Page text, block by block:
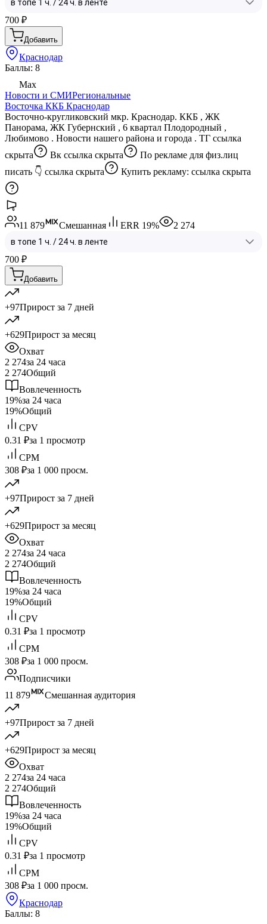
700 ₽
Добавить
Краснодар
Баллы: 8
Max
Новости и СМИРегиональные
Восточка ККБ Краснодар
Восточно-кругликовский мкр. Краснодар. ККБ , ЖК
Панорама, ЖК Губернский , 6 квартал Плодородный ,
Любимово . Новости нашего района и города . ТГ ссылка
скрыта
Вк ссылка скрыта
По рекламе для физ.лиц
писать 👇 ссылка скрыта Купить рекламу: ссылка скрыта
11 879 Смешанная ERR 19% 2 274
700 ₽
Добавить
+97Прирост за 7 дней
+629Прирост за месяц
Охват
2 274за 24 часа
2 274Общий
Вовлеченность
19%за 24 часа
19%Общий
CPV
0.31 ₽за 1 просмотр
CPM
308 ₽за 1 000 просм.
+97Прирост за 7 дней
+629Прирост за месяц
Охват
2 274за 24 часа
2 274Общий
Вовлеченность
19%за 24 часа
19%Общий
CPV
0.31 ₽за 1 просмотр
CPM
308 ₽за 1 000 просм.
Подписчики
11 879
Смешанная аудитория
+97Прирост за 7 дней
+629Прирост за месяц
Охват
2 274за 24 часа
2 274Общий
Вовлеченность
19%за 24 часа
19%Общий
CPV
0.31 ₽за 1 просмотр
CPM
308 ₽за 1 000 просм.
Краснодар
Баллы: 8